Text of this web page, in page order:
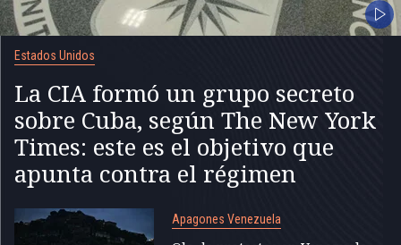
Estados Unidos
La CIA formó un grupo secreto
sobre Cuba, según The New York
Times: este es el objetivo que
apunta contra el régimen
Apagones Venezuela